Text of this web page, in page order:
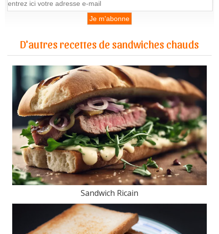
D'autres recettes de sandwiches chauds
Sandwich Ricain